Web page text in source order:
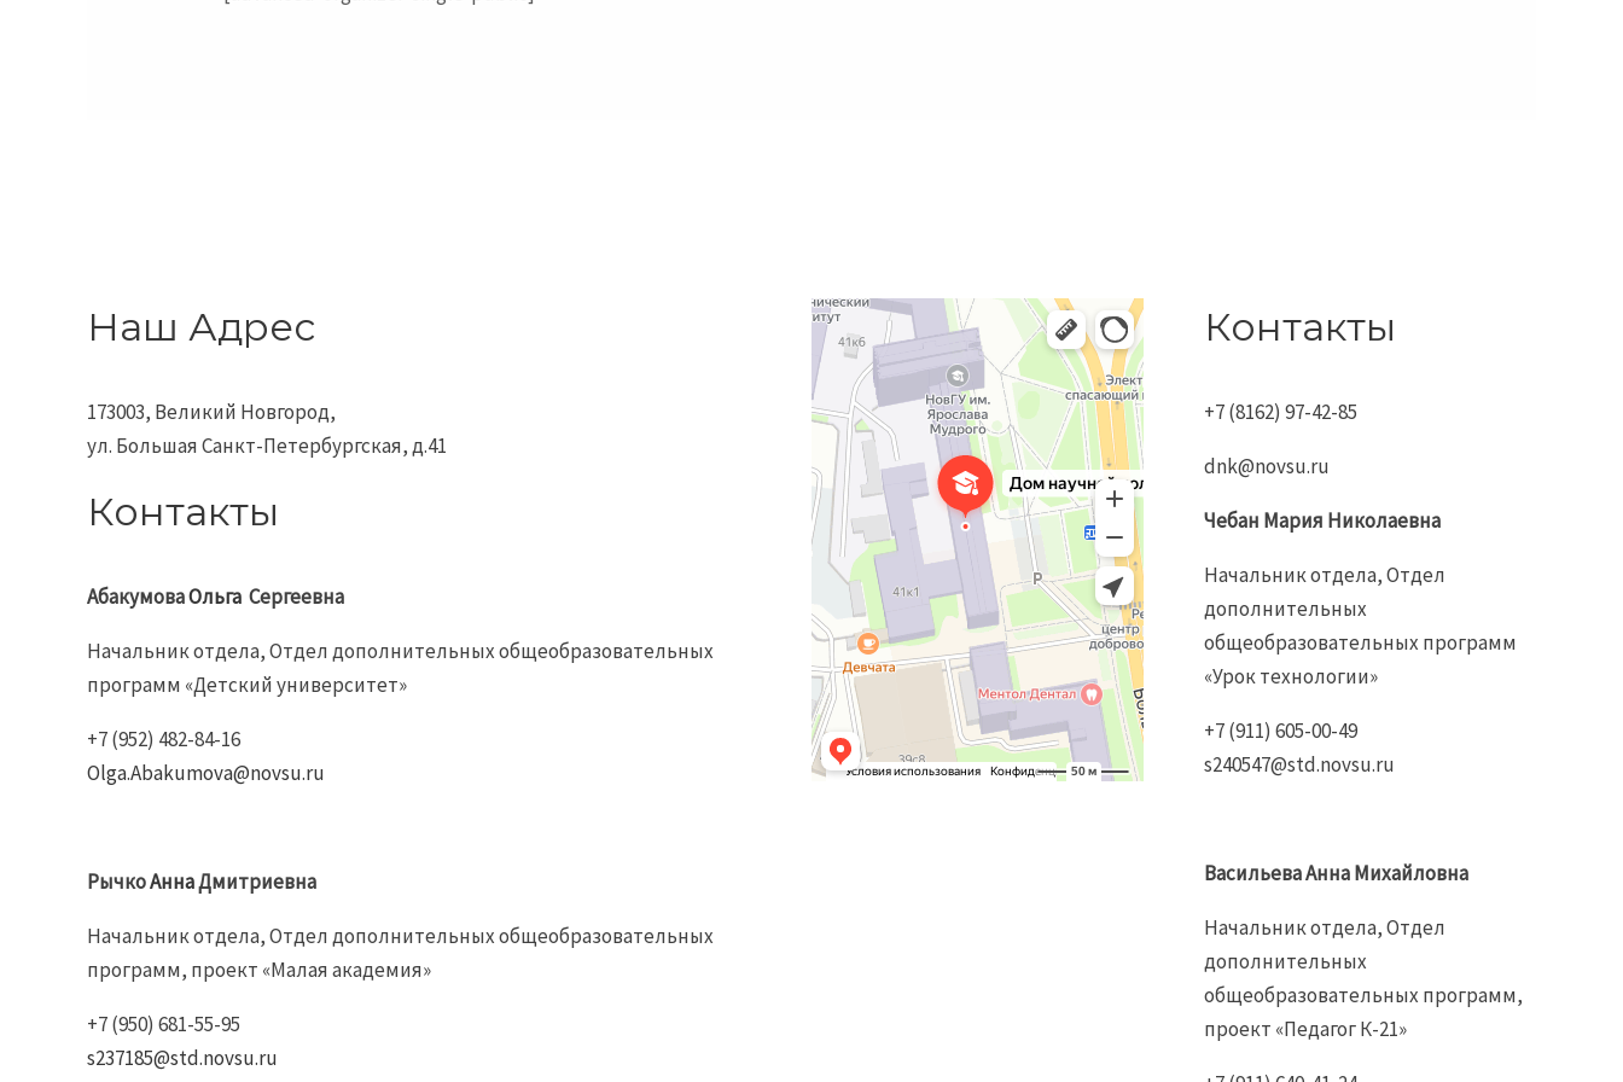
Наш Адрес
173003, Великий Новгород,
ул. Большая Санкт-Петербургская, д.41
Контакты
АбакумоваОльга Сергеевна
Начальник отдела, Отдел дополнительных общеобразовательных
программ «Детский университет»
+7 (952) 482-84-16
Olga.Abakumova@novsu.ru
РычкоАннаДмитриевна
Начальник отдела, Отдел дополнительных общеобразовательных
программ, проект «Малая академия»
+7 (950) 681-55-95
s237185@std.novsu.ru
Дом научной коллаборации им. С.В. Ковалевской
Учебный центр в Великом Новгороде
Контакты
+7 (8162) 97-42-85
dnk@novsu.ru
Чебан Мария Николаевна
Начальник отдела, Отдел
дополнительных
общеобразовательных программ
«Урок технологии»
+7 (911) 605-00-49
s240547@std.novsu.ru
Васильева Анна Михайловна
Начальник отдела, Отдел
дополнительных
общеобразовательных программ,
проект «Педагог К-21»